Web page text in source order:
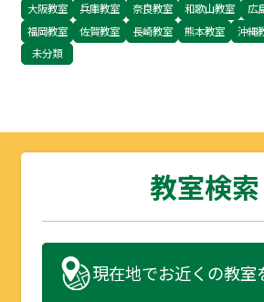
大阪教室
兵庫教室 奈良教室 和歌山教室 広
福岡教室
佐賀教室 長崎教室 熊本教室 沖縄
未分類
教室検索
現在地でお近くの教室